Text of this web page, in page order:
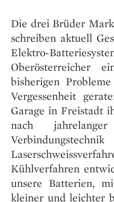
Die drei Brüder
schreiben aktuell
Elektro-
Oberösterreicher
bisherigen
Vergessenheit
Garage in Freistadt
nach
Kühlverfahren
unsere Batterien,
kleiner und leichter